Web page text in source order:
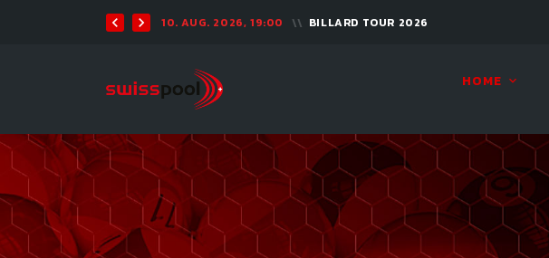
10. AUG. 2026, 19:00 BILLARD TOUR 2026
HOME